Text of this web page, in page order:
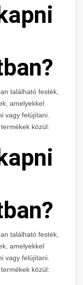
található festék,
amelyekkel
vagy felújítani.
közül:
található festék,
amelyekkel
vagy felújítani.
közül: